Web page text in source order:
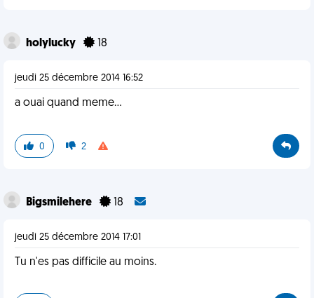
holylucky 18
jeudi 25 décembre 2014 16:52
a ouai quand meme...
0 2
Bigsmilehere 18
jeudi 25 décembre 2014 17:01
Tu n'es pas difficile au moins.